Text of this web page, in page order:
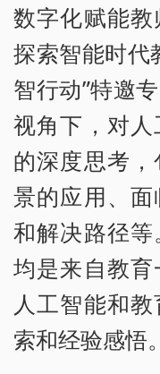
数字化赋能教
探索智能时代
智行动”特邀
视角下，对
的深度思考
景的应用、
和解决路径等
均是来自教
人工智能和
索和经验感悟。